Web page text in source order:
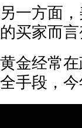
另一方面
的买家而言
黄金经常
全手段，今